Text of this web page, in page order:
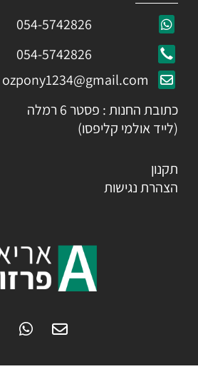
054-5742826
054-5742826
ozpony1234@gmail.com
כתובת החנות : פסטר 6 רמלה
(לייד אולמי קליפסו)
תקנון
הצהרת נגישות